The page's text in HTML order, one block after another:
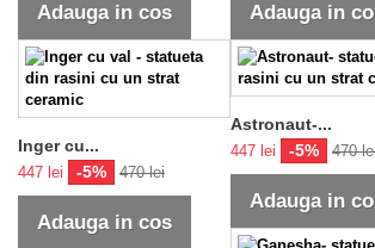
Adauga in cos Adauga in
Inger cu...
447 lei -5% 470 lei
Adauga in cos
Astronaut-...
447 lei -5% 470
Adauga in